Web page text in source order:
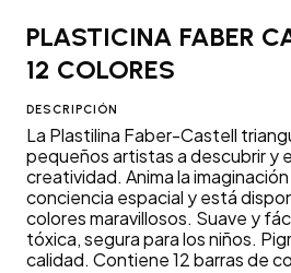
PLASTICINA FABER
12 COLORES
DESCRIPCIÓN
La Plastilina Faber-Castell
pequeños artistas a descubrir y
creatividad. Anima la
conciencia espacial y está
colores maravillosos. Suave y
tóxica, segura para los niños.
calidad. Contiene 12 barras de